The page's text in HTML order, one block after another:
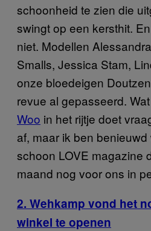
schoonheid te zien die
swingt op een kersthit.
niet. Modellen
Smalls, Jessica Stam,
onze bloedeigen
revue al gepasseerd.
Woo in het rijtje doet
af, maar ik ben
schoon LOVE magazine
maand nog voor ons in
2. Wehkamp vond het
winkel te openen